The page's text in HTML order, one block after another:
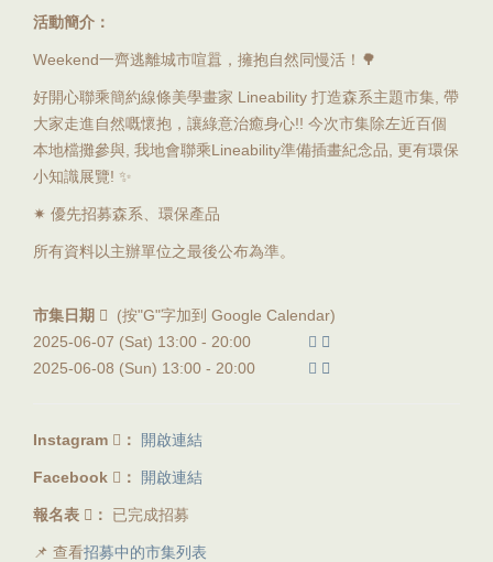
活動簡介：
Weekend一齊逃離城市喧囂，擁抱自然同慢活！🌳
好開心聯乘簡約線條美學畫家 Lineability 打造森系主題市集, 帶
大家走進自然嘅懷抱，讓綠意治癒身心!! 今次市集除左近百個
本地檔攤參與, 我地會聯乘Lineability準備插畫紀念品, 更有環保
小知識展覽! ✨
✷ 優先招募森系、環保產品
所有資料以主辦單位之最後公布為準。
市集日期
(按"G"字加到 Google Calendar)
2025-06-07 (Sat) 13:00 - 20:00
2025-06-08 (Sun) 13:00 - 20:00
Instagram ： 開啟連結
Facebook ： 開啟連結
報名表 ： 已完成招募
📌 查看招募中的市集列表